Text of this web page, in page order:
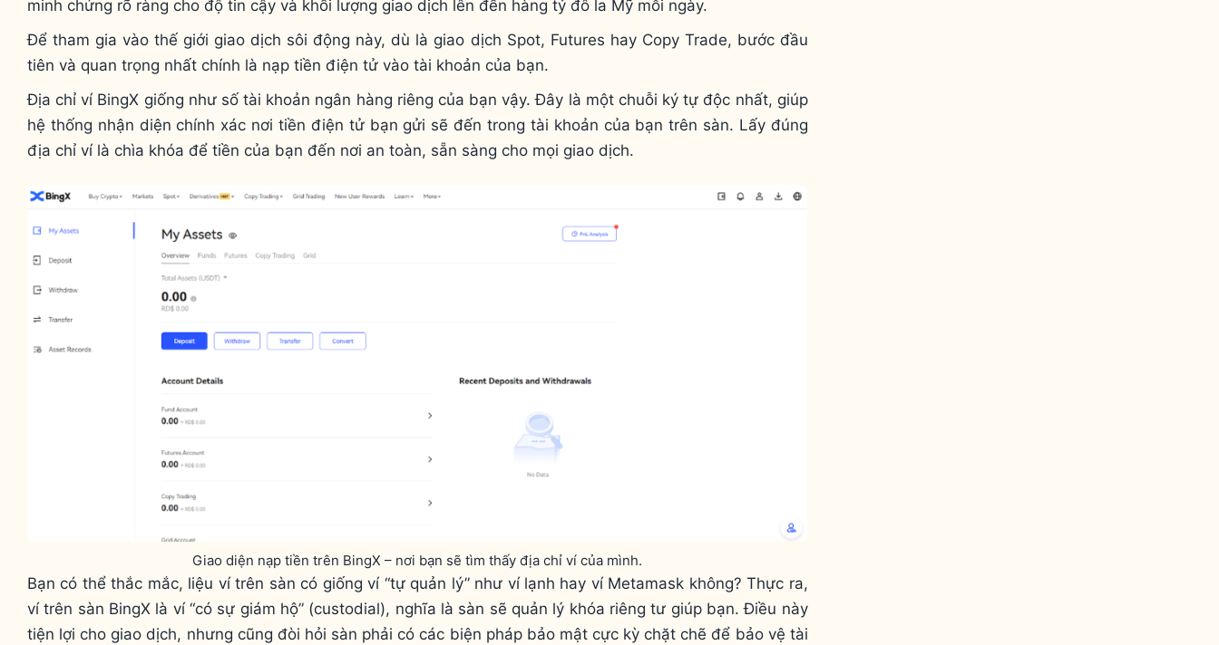
minh chứng rõ ràng cho độ tin cậy và khối lượng giao dịch lên đến hàng tỷ đô la Mỹ mỗi ngày.
Để tham gia vào thế giới giao dịch sôi động này, dù là giao dịch Spot, Futures hay Copy Trade, bước đầu
tiên và quan trọng nhất chính là nạp tiền điện tử vào tài khoản của bạn.
Địa chỉ ví BingX giống như số tài khoản ngân hàng riêng của bạn vậy. Đây là một chuỗi ký tự độc nhất, giúp
hệ thống nhận diện chính xác nơi tiền điện tử bạn gửi sẽ đến trong tài khoản của bạn trên sàn. Lấy đúng
địa chỉ ví là chìa khóa để tiền của bạn đến nơi an toàn, sẵn sàng cho mọi giao dịch.
Giao diện nạp tiền trên BingX – nơi bạn sẽ tìm thấy địa chỉ ví của mình.
Bạn có thể thắc mắc, liệu ví trên sàn có giống ví “tự quản lý” như ví lạnh hay ví Metamask không? Thực ra,
ví trên sàn BingX là ví “có sự giám hộ” (custodial), nghĩa là sàn sẽ quản lý khóa riêng tư giúp bạn. Điều này
tiện lợi cho giao dịch, nhưng cũng đòi hỏi sàn phải có các biện pháp bảo mật cực kỳ chặt chẽ để bảo vệ tài